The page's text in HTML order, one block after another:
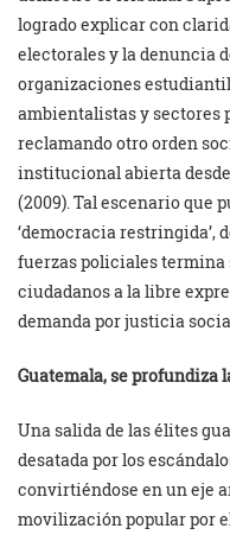
logrado explicar con
electorales y la denuncia
organizaciones
ambientalistas y sectores
reclamando otro orden
institucional abierta
(2009). Tal escenario que
‘democracia restringida’,
fuerzas policiales termina
ciudadanos a la libre
demanda por justicia
Guatemala, se
Una salida de las élites
desatada por los
convirtiéndose en un eje
movilización popular por